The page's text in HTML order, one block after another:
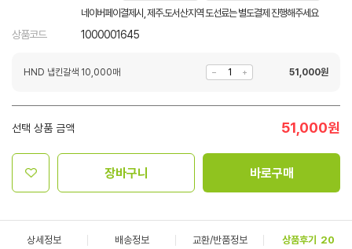
네이버페이결제시, 제주.도서산지역 도선료는 별도결제 진행해주세요
상품코드 1000001645
HND 냅킨갈색 10,000매 51,000원
선택 상품 금액 51,000원
장바구니 바로구매
상세정보 배송정보 교환/반품정보 상품후기 20